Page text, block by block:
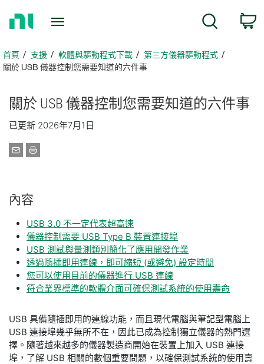
頁首頁 支援 軟體與驅動程式下載
第三方儀器驅動程式
關於 USB 儀器控制您需要知道的六件事
關於 USB 儀器控制 您需要知道的六件事
已更新 2026年7月1日
內容
USB 3.0 不一定代表超高速
儀器控制需要 USB Type B 裝置連接埠
USB 測試與量測類別簡化了應用開發作業
透過隨插即用連線，即可縮短 (或避免) 設定時間
您可以使用目前的儀器進行 USB 連線
符合業界標準的軟體介面可確保測試系統的使用壽命
USB 具備隨插即用的連線功能，而且現代電腦與筆記型電腦上
USB 連接埠幾乎無所不在，因此已成為控制獨立儀器的熱門選
擇。隨著越來越多的儀器製造商開始在裝置上加入 USB 連接
埠，了解 USB 相關的數個重要問題，以確保測試系統的使用壽